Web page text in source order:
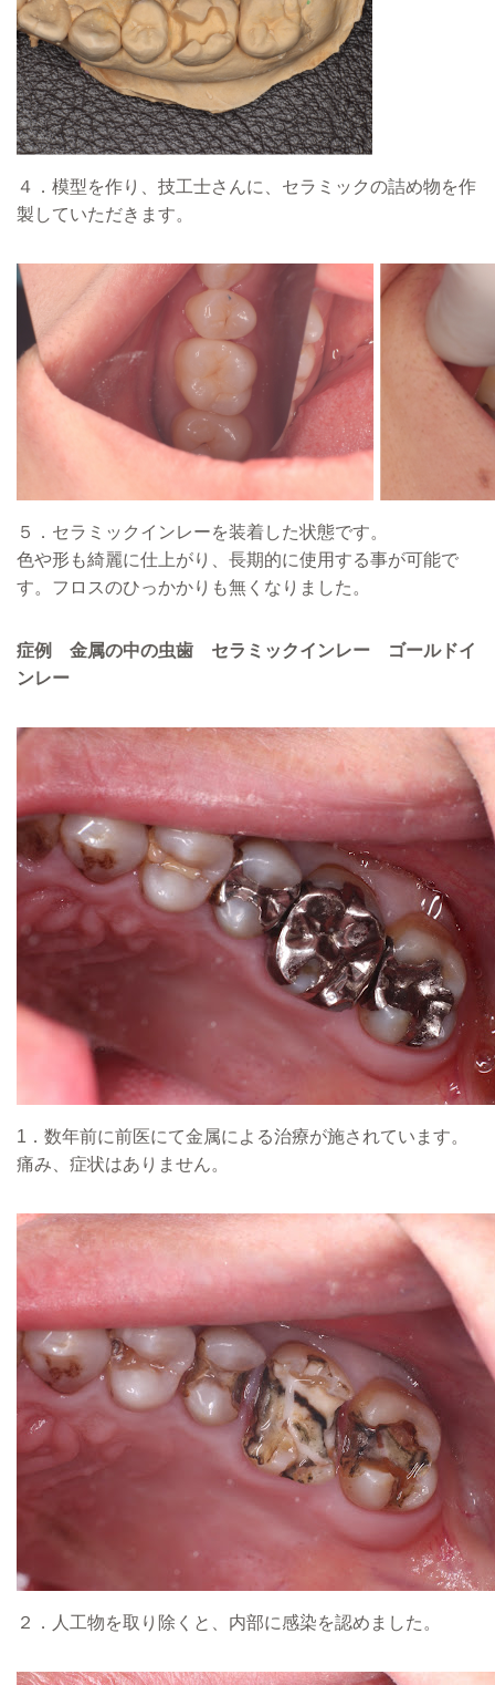
４．模型を作り、技工士さんに、セラミックの詰め物を作
製していただきます。
５．セラミックインレーを装着した状態です。
色や形も綺麗に仕上がり、長期的に使用する事が可能で
す。フロスのひっかかりも無くなりました。
症例 金属の中の虫歯 セラミックインレー ゴールドイ
ンレー
1．数年前に前医にて金属による治療が施されています。
痛み、症状はありません。
２．人工物を取り除くと、内部に感染を認めました。